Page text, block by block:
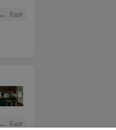
Еще
Еще